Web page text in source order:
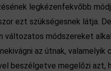
legkézenfekvőbb
ezt szükségesnek látja.
változatos módszereket
az útnak, valamelyik
beszélgetve megelőzi azt,